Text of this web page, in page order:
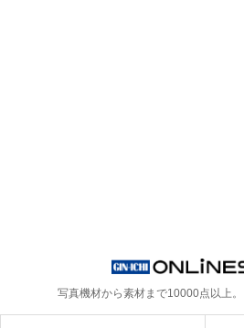
写真機材から素材まで10000点以上。